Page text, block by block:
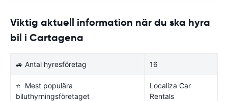
Viktig aktuell information när du ska hyra
bil i Cartagena
🚙 Antal hyresföretag 16
⭐ Mest populära
biluthyrningsföretaget
Localiza Car
Rentals